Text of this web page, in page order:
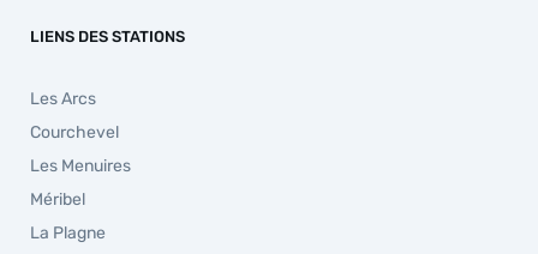
LIENS DES STATIONS
Les Arcs
Courchevel
Les Menuires
Méribel
La Plagne